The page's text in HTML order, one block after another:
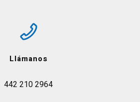
Llámanos
442 210 2964